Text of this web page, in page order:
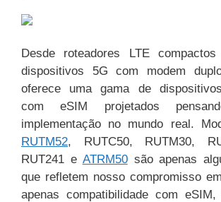
Desde roteadores LTE
dispositivos 5G com modem
oferece uma gama de
com eSIM projetados
implementação no mundo real.
RUTM52, RUTC50, RUTM30,
RUT241 e ATRM50são apenas
que refletem nosso compromisso
apenas compatibilidade com